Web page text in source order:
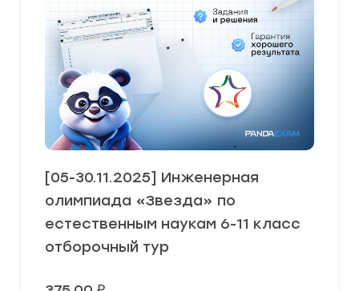
[05-30.11.2025] Инженерная
олимпиада «Звезда» по
естественным наукам 6-11 класс
отборочный тур